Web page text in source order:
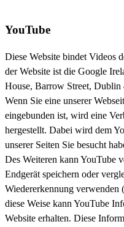
YouTube
Diese Website bindet Videos
der Website ist die Google
House, Barrow Street, Dublin
Wenn Sie eine unserer
eingebunden ist, wird eine
hergestellt. Dabei wird dem
unserer Seiten Sie besucht
Des Weiteren kann YouTube
Endgerät speichern oder
Wiedererkennung
diese Weise kann YouTube
Website erhalten. Diese